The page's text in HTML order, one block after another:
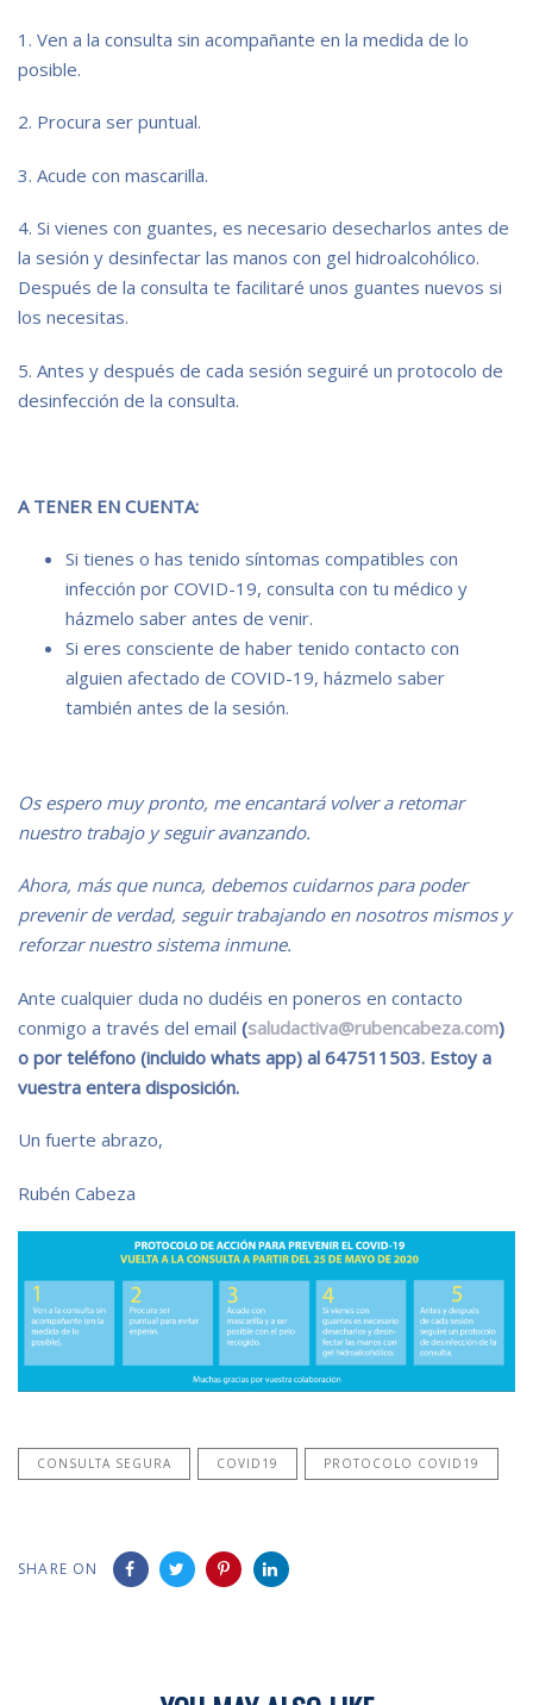
1. Ven a la consulta sin acompañante en la medida de lo
posible.
2. Procura ser puntual.
3. Acude con mascarilla.
4. Si vienes con guantes, es necesario desecharlos antes de
la sesión y desinfectar las manos con gel hidroalcohólico.
Después de la consulta te facilitaré unos guantes nuevos si
los necesitas.
5. Antes y después de cada sesión seguiré un protocolo de
desinfección de la consulta.
A TENER EN CUENTA:
Si tienes o has tenido síntomas compatibles con
infección por COVID-19, consulta con tu médico y
házmelo saber antes de venir.
Si eres consciente de haber tenido contacto con
alguien afectado de COVID-19, házmelo saber
también antes de la sesión.
Os espero muy pronto, me encantará volver a retomar
nuestro trabajo y seguir avanzando.
Ahora, más que nunca, debemos cuidarnos para poder
prevenir de verdad, seguir trabajando en nosotros mismos y
reforzar nuestro sistema inmune.
Ante cualquier duda no dudéis en poneros en contacto
conmigo a través del email (saludactiva@rubencabeza.com)
o por teléfono (incluido whats app) al 647511503. Estoy a
vuestra entera disposición.
Un fuerte abrazo,
Rubén Cabeza
CONSULTA SEGURA COVID19 PROTOCOLO COVID19
SHARE ON